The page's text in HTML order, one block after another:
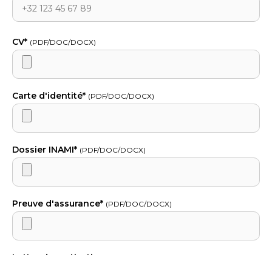
CV* (PDF/DOC/DOCX)
Carte d'identité* (PDF/DOC/DOCX)
Dossier INAMI* (PDF/DOC/DOCX)
Preuve d'assurance* (PDF/DOC/DOCX)